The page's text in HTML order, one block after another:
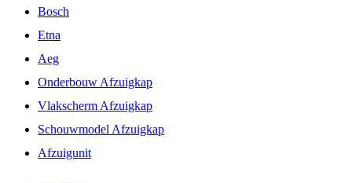
Bosch
Etna
Aeg
Onderbouw Afzuigkap
Vlakscherm Afzuigkap
Schouwmodel Afzuigkap
Afzuigunit